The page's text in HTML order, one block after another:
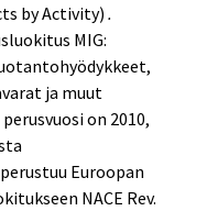
by Activity).
MIG:
ja muut
on 2010,
Euroopan
NACE Rev.